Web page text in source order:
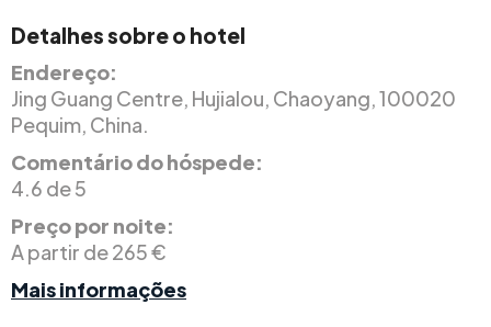
Detalhes sobre o hotel
Endereço:
Jing Guang Centre, Hujialou, Chaoyang, 100020
Pequim, China.
Comentário do hóspede:
4.6 de 5
Preço por noite:
A partir de 265 €
Mais informações